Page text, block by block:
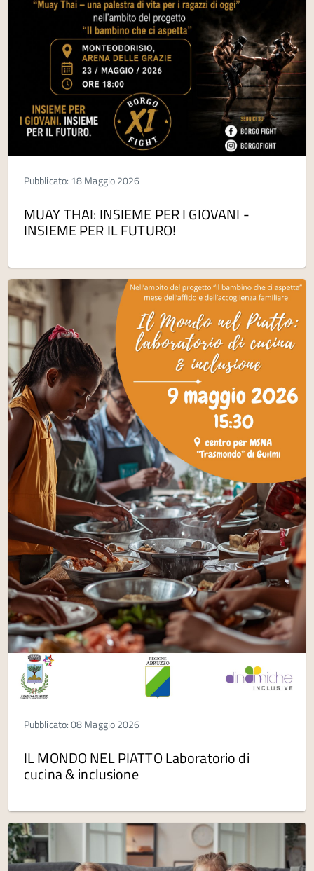
Pubblicato: 18 Maggio 2026
MUAY THAI: INSIEME PER I GIOVANI -
INSIEME PER IL FUTURO!
Pubblicato: 08 Maggio 2026
IL MONDO NEL PIATTO Laboratorio di
cucina & inclusione